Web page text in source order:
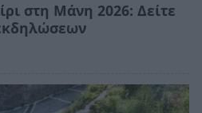
στη Μάνη 2026: Δείτε